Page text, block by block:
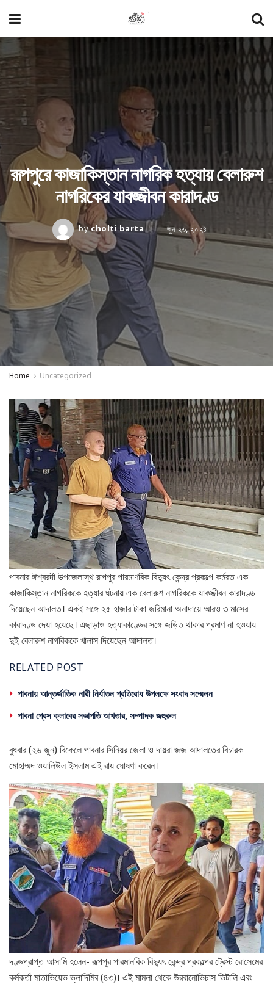
রূপপুরে কাজাকিস্তান নাগরিক হত্যায় বেলারুশ
নাগরিকের যাবজ্জীবন কারাদণ্ড
by cholti barta জুন ২৬, ২০২৪
Home Uncategorized
পাবনার ঈশ্বরদী উপজেলাস্থ রূপপুর পারমাণবিক বিদ্যুৎ কেন্দ্র প্রকল্পে কর্মরত এক
কাজাকিস্তান নাগরিককে হত্যার ঘটনায় এক বেলারুশ নাগরিককে যাবজ্জীবন কারাদণ্ড
দিয়েছেন আদালত। একই সঙ্গে ২৫ হাজার টাকা জরিমানা অনাদায়ে আরও ৩ মাসের
কারাদণ্ড দেয়া হয়েছে। এছাড়াও হত্যাকাণ্ডের সঙ্গে জড়িত থাকার প্রমাণ না হওয়ায়
দুই বেলারুশ নাগরিককে খালাস দিয়েছেন আদালত।
RELATED POST
পাবনায় আন্তর্জাতিক নারী নির্যাতন প্রতিরোধ উপলক্ষে সংবাদ সম্মেলন
পাবনা প্রেস ক্লাবের সভাপতি আখতার, সম্পাদক জহুরুল
বুধবার (২৬ জুন) বিকেলে পাবনার সিনিয়র জেলা ও দায়রা জজ আদালতের বিচারক
মোহাম্মদ ওয়ালিউল ইসলাম এই রায় ঘোষণা করেন।
দণ্ডপ্রাপ্ত আসামি হলেন- রূপপুর পারমানবিক বিদ্যুৎ কেন্দ্র প্রকল্পের ট্রেস্ট রোসেমের
কর্মকর্তা মাতাভিয়েভ ভ্লাদিমির (৪৩)। এই মামলা থেকে উরবানোভিচাস ভিটালি এবং